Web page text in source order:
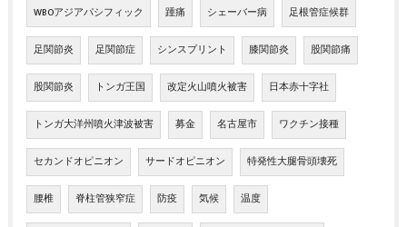
WBOアジアパシフィック 踵痛 シェーバー病 足根管症候群
足関節炎 足関節症 シンスプリント 膝関節炎 股関節痛
股関節炎 トンガ王国 改定火山噴火被害 日本赤十字社
トンガ大洋州噴火津波被害 募金 名古屋市 ワクチン接種
セカンドオピニオン サードオピニオン 特発性大腿骨頭壊死
腰椎 脊柱管狭窄症 防疫 気候 温度